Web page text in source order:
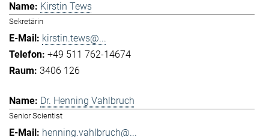
Kirstin Tews
Sekretärin
kirstin.tews@...
+49 511 762-14674
3406 126
Dr. Henning Vahlbruch
Senior Scientist
henning.vahlbruch@...